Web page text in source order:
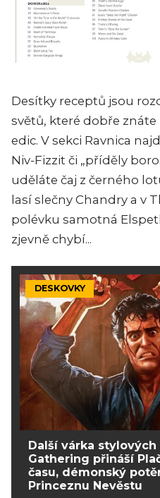
Desítky receptů jsou
světů, které dobře
edic. V sekci Ravnica
Niv-Fizzit či „příděly
uděláte čaj z černého
lasí slečny Chandry a v
polévku samotná
zjevně chybí...
DESKOVKY
Další várka
Gathering přináší
času, démonský
Princeznu Nevěstu